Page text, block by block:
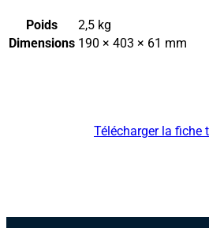
Poids
2,5 kg
Dimensions 190 × 403 × 61 mm
Télécharger la fiche